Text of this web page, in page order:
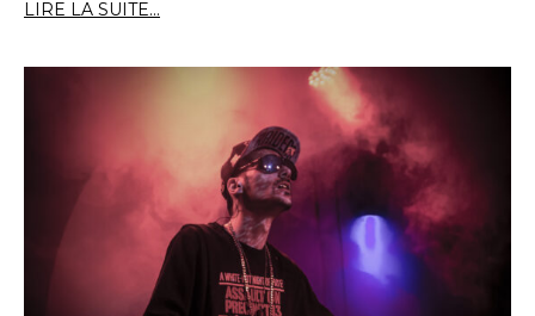
LIRE LA SUITE...